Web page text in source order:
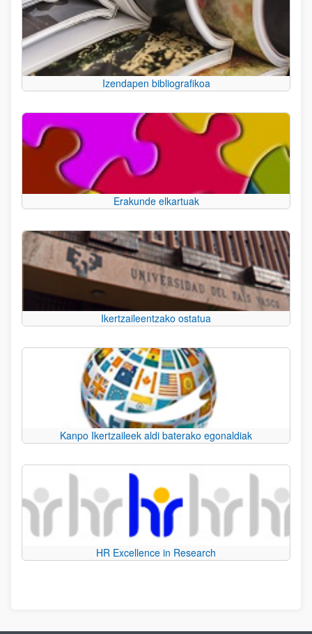
Izendapen bibliografikoa
Erakunde elkartuak
Ikertzaileentzako ostatua
Kanpo Ikertzaileek aldi baterako egonaldiak
HR Excellence in Research